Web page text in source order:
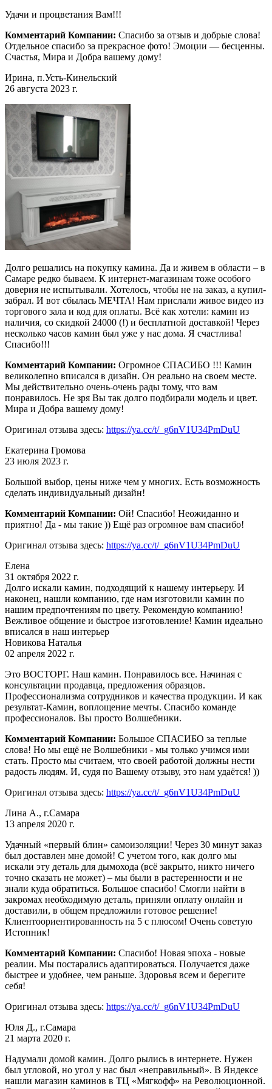
Удачи и процветания Вам!!!
Комментарий Компании: Спасибо за отзыв и добрые слова!
Отдельное спасибо за прекрасное фото! Эмоции — бесценны.
Счастья, Мира и Добра вашему дому!
Ирина, п.Усть-Кинельский
26 августа 2023 г.
Долго решались на покупку камина. Да и живем в области – в
Самаре редко бываем. К интернет-магазинам тоже особого
доверия не испытывали. Хотелось, чтобы не на заказ, а купил-
забрал. И вот сбылась МЕЧТА! Нам прислали живое видео из
торгового зала и код для оплаты. Всё как хотели: камин из
наличия, со скидкой 24000 (!) и бесплатной доставкой! Через
несколько часов камин был уже у нас дома. Я счастлива!
Спасибо!!!
Комментарий Компании: Огромное СПАСИБО !!! Камин
великолепно вписался в дизайн. Он реально на своем месте.
Мы действительно очень-очень рады тому, что вам
понравилось. Не зря Вы так долго подбирали модель и цвет.
Мира и Добра вашему дому!
Оригинал отзыва здесь: https://ya.cc/t/_g6nV1U34PmDuU
Екатерина Громова
23 июля 2023 г.
Большой выбор, цены ниже чем у многих. Есть возможность
сделать индивидуальный дизайн!
Комментарий Компании: Ой! Спасибо! Неожиданно и
приятно! Да - мы такие )) Ещё раз огромное вам спасибо!
Оригинал отзыва здесь: https://ya.cc/t/_g6nV1U34PmDuU
Елена
31 октября 2022 г.
Долго искали камин, подходящий к нашему интерьеру. И
наконец, нашли компанию, где нам изготовили камин по
нашим предпочтениям по цвету. Рекомендую компанию!
Вежливое общение и быстрое изготовление! Камин идеально
вписался в наш интерьер
Новикова Наталья
02 апреля 2022 г.
Это ВОСТОРГ. Наш камин. Понравилось все. Начиная с
консультации продавца, предложения образцов.
Профессионализма сотрудников и качества продукции. И как
результат-Камин, воплощение мечты. Спасибо команде
профессионалов. Вы просто Волшебники.
Комментарий Компании: Большое СПАСИБО за теплые
слова! Но мы ещё не Волшебники - мы только учимся ими
стать. Просто мы считаем, что своей работой должны нести
радость людям. И, судя по Вашему отзыву, это нам удаётся! ))
Оригинал отзыва здесь: https://ya.cc/t/_g6nV1U34PmDuU
Лина А., г.Самара
13 апреля 2020 г.
Удачный «первый блин» самоизоляции! Через 30 минут заказ
был доставлен мне домой! С учетом того, как долго мы
искали эту деталь для дымохода (всё закрыто, никто ничего
точно сказать не может) – мы были в растеренности и не
знали куда обратиться. Большое спасибо! Смогли найти в
закромах необходимую деталь, приняли оплату онлайн и
доставили, в общем предложили готовое решение!
Клиентоориентированность на 5 с плюсом! Очень советую
Истопник!
Комментарий Компании: Спасибо! Новая эпоха - новые
реалии. Мы постарались адаптироваться. Получается даже
быстрее и удобнее, чем раньше. Здоровья всем и берегите
себя!
Оригинал отзыва здесь: https://ya.cc/t/_g6nV1U34PmDuU
Юля Д., г.Самара
21 марта 2020 г.
Надумали домой камин. Долго рылись в интернете. Нужен
был угловой, но угол у нас был «неправильный». В Яндексе
нашли магазин каминов в ТЦ «Мягкофф» на Революционной.